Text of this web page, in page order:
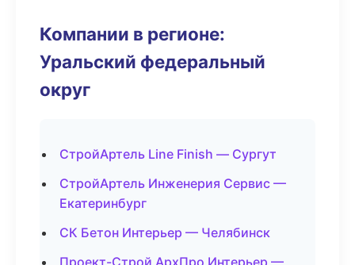
Компании в регионе:
Уральский федеральный
округ
СтройАртель Line Finish — Сургут
СтройАртель Инженерия Сервис —
Екатеринбург
СК Бетон Интерьер — Челябинск
Проект-Строй АрхПро Интерьер —